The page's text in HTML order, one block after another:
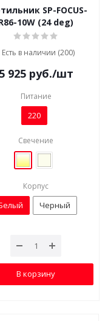
SP-FOCUS-
10W (24 deg)
Есть в наличии (200)
5 925руб./шт
Питание
220
Свечение
Корпус
Черный
В корзину